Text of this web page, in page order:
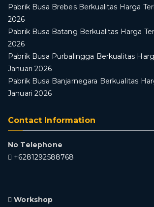
Pabrik Busa Brebes Berkualitas Harga
2026
Pabrik Busa Batang Berkualitas Harga
2026
Pabrik Busa Purbalingga Berkualitas
Januari 2026
Pabrik Busa Banjarnegara Berkualitas
Januari 2026
Contact Information
No Telephone
+6281292588768
Workshop